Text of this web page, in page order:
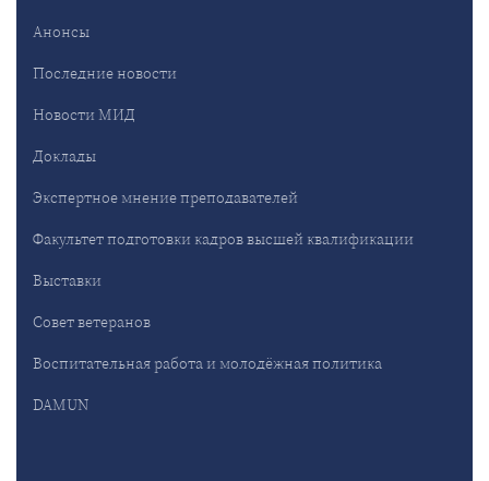
Анонсы
Последние новости
Новости МИД
Доклады
Экспертное мнение преподавателей
Факультет подготовки кадров высшей квалификации
Выставки
Совет ветеранов
Воспитательная работа и молодёжная политика
DAMUN